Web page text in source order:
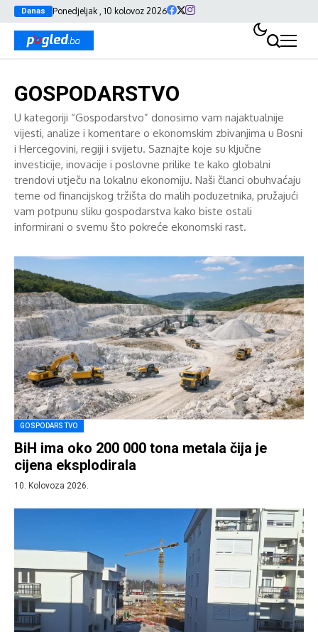
Danas Ponedjeljak , 10 kolovoz 2026
GOSPODARSTVO
U kategoriji “Gospodarstvo” donosimo vam najaktualnije
vijesti, analize i komentare o ekonomskim zbivanjima u Bosni
i Hercegovini, regiji i svijetu. Saznajte koje su ključne
investicije, inovacije i poslovne prilike te kako globalni
trendovi utječu na lokalnu ekonomiju. Naši članci obuhvaćaju
teme od financijskog tržišta do malih poduzetnika, pružajući
vam potpunu sliku gospodarstva kako biste ostali
informirani o svemu što pokreće ekonomski rast.
GOSPODARSTVO
BiH ima oko 200 000 tona metala čija je
cijena eksplodirala
10. Kolovoza 2026.